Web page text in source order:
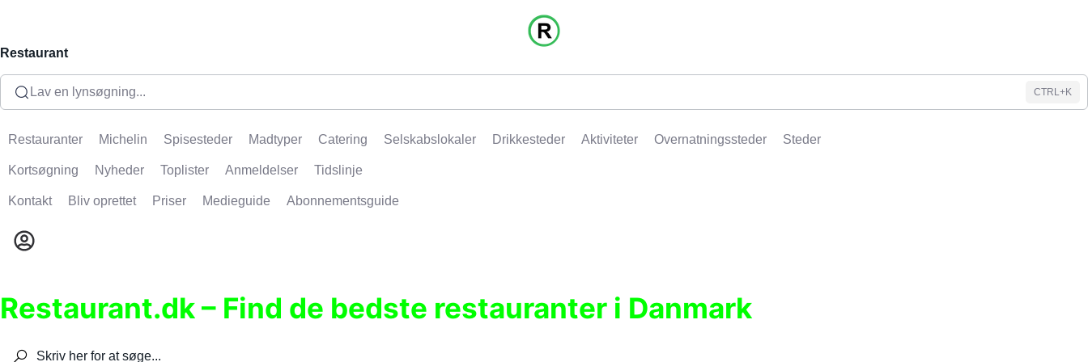
Restaurant
Lav en lynsøgning... CTRL+K
Restauranter Michelin Spisesteder Madtyper Catering Selskabslokaler Drikkesteder Aktiviteter Overnatningssteder Steder
Kortsøgning Nyheder Toplister Anmeldelser Tidslinje
Kontakt Bliv oprettet Priser Medieguide Abonnementsguide
Restaurant.dk – Find de bedste restauranter i Danmark